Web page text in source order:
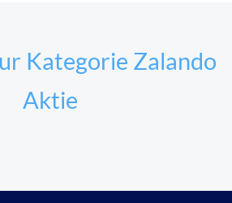
Kategorie Zalando
Aktie